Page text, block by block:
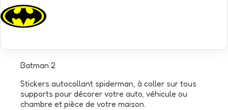
Batman 2
Stickers autocollant spiderman, à coller sur tous
supports pour décorer votre auto, véhicule ou
chambre et pièce de votre maison.